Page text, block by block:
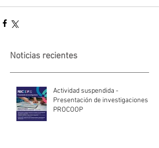
Noticias recientes
Actividad suspendida -
Presentación de investigaciones -
PROCOOP